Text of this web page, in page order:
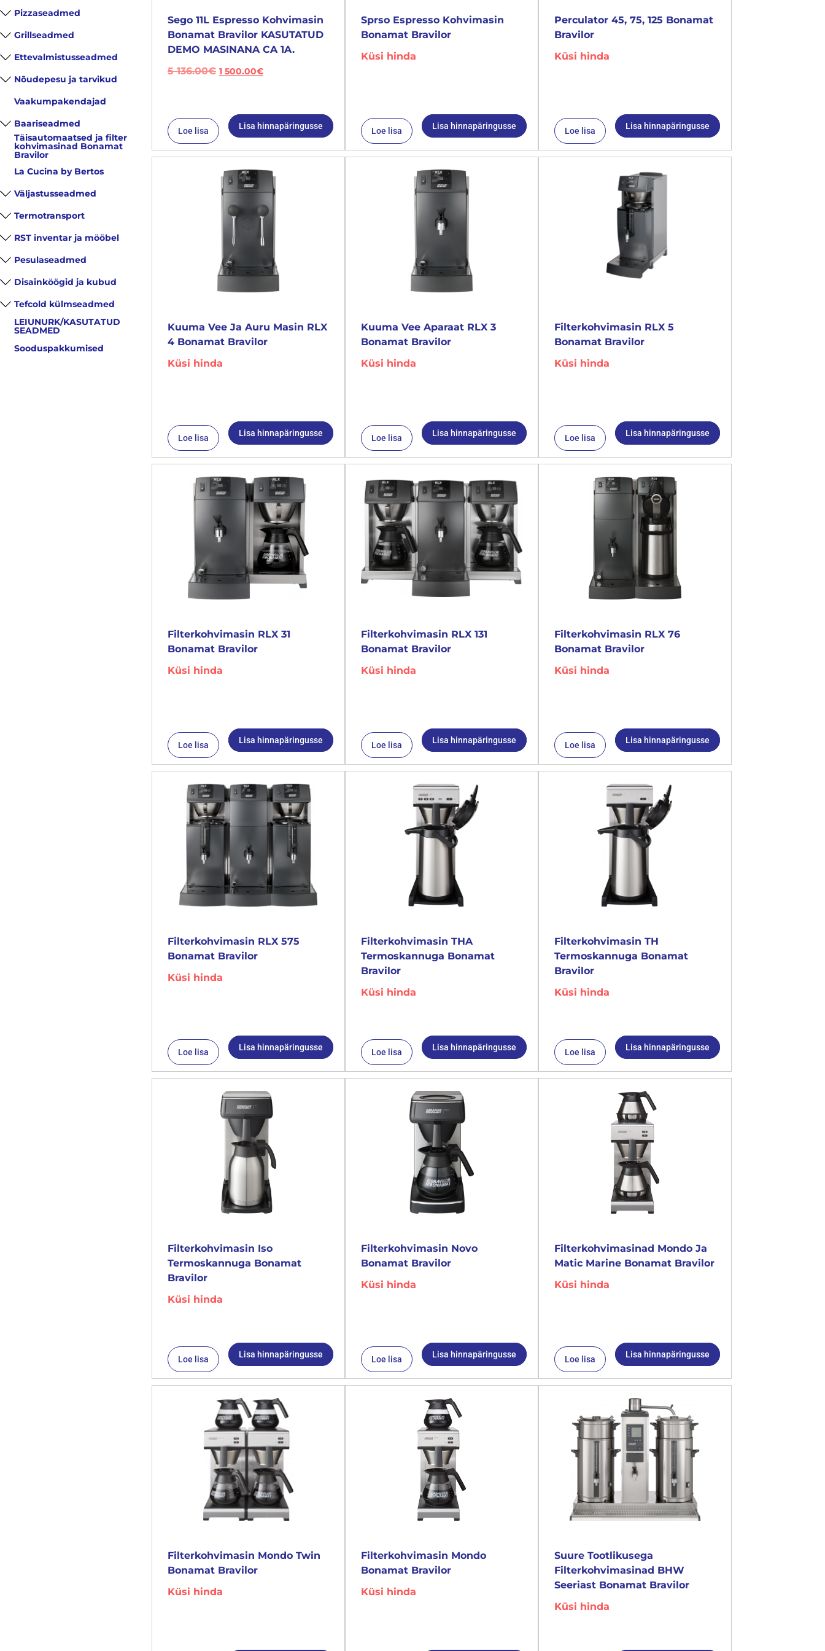
Pizzaseadmed
Grillseadmed
Ettevalmistusseadmed
Nõudepesu ja tarvikud
Vaakumpakendajad
Baariseadmed
Täisautomaatsed ja filter
kohvimasinad Bonamat
Bravilor
La Cucina by Bertos
Väljastusseadmed
Termotransport
RST inventar ja mööbel
Pesulaseadmed
Disainköögid ja kubud
Tefcold külmseadmed
LEIUNURK/KASUTATUD
SEADMED
Sooduspakkumised
Sego 11L Espresso Kohvimasin
Bonamat Bravilor KASUTATUD
DEMO MASINANA CA 1A.
5 136.00€ 1 500.00€
Loe lisa Lisa hinnapäringusse
Sprso Espresso Kohvimasin
Bonamat Bravilor
Küsi hinda
Loe lisa Lisa hinnapäringusse
Perculator 45, 75, 125 Bonamat
Bravilor
Küsi hinda
Loe lisa Lisa hinnapäringusse
Kuuma Vee Ja Auru Masin RLX
4 Bonamat Bravilor
Küsi hinda
Loe lisa Lisa hinnapäringusse
Kuuma Vee Aparaat RLX 3
Bonamat Bravilor
Küsi hinda
Loe lisa Lisa hinnapäringusse
Filterkohvimasin RLX 5
Bonamat Bravilor
Küsi hinda
Loe lisa Lisa hinnapäringusse
Filterkohvimasin RLX 31
Bonamat Bravilor
Küsi hinda
Loe lisa Lisa hinnapäringusse
Filterkohvimasin RLX 131
Bonamat Bravilor
Küsi hinda
Loe lisa Lisa hinnapäringusse
Filterkohvimasin RLX 76
Bonamat Bravilor
Küsi hinda
Loe lisa Lisa hinnapäringusse
Filterkohvimasin RLX 575
Bonamat Bravilor
Küsi hinda
Loe lisa Lisa hinnapäringusse
Filterkohvimasin THA
Termoskannuga Bonamat
Bravilor
Küsi hinda
Loe lisa Lisa hinnapäringusse
Filterkohvimasin TH
Termoskannuga Bonamat
Bravilor
Küsi hinda
Loe lisa Lisa hinnapäringusse
Filterkohvimasin Iso
Termoskannuga Bonamat
Bravilor
Küsi hinda
Loe lisa Lisa hinnapäringusse
Filterkohvimasin Novo
Bonamat Bravilor
Küsi hinda
Loe lisa Lisa hinnapäringusse
Filterkohvimasinad Mondo Ja
Matic Marine Bonamat Bravilor
Küsi hinda
Loe lisa Lisa hinnapäringusse
Filterkohvimasin Mondo Twin
Bonamat Bravilor
Küsi hinda
Filterkohvimasin Mondo
Bonamat Bravilor
Küsi hinda
Suure Tootlikusega
Filterkohvimasinad BHW
Seeriast Bonamat Bravilor
Küsi hinda